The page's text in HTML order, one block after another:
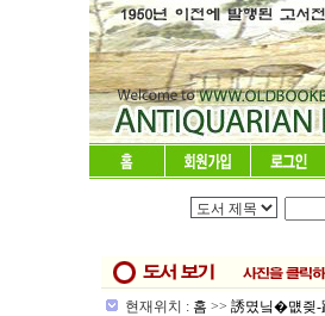
현재위치 : 홈 >> 誘몄닠�먮즺-